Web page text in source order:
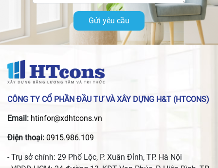
Gửi yêu cầu
CÔNG TY CỔ PHẦN ĐẦU TƯ VÀ XÂY DỰNG H&T (HTCONS)
Email: htinfor@xdhtcons.vn
Điện thoại: 0915.986.109
- Trụ sở chính: 29 Phố Lộc, P. Xuân Đỉnh, TP. Hà Nội